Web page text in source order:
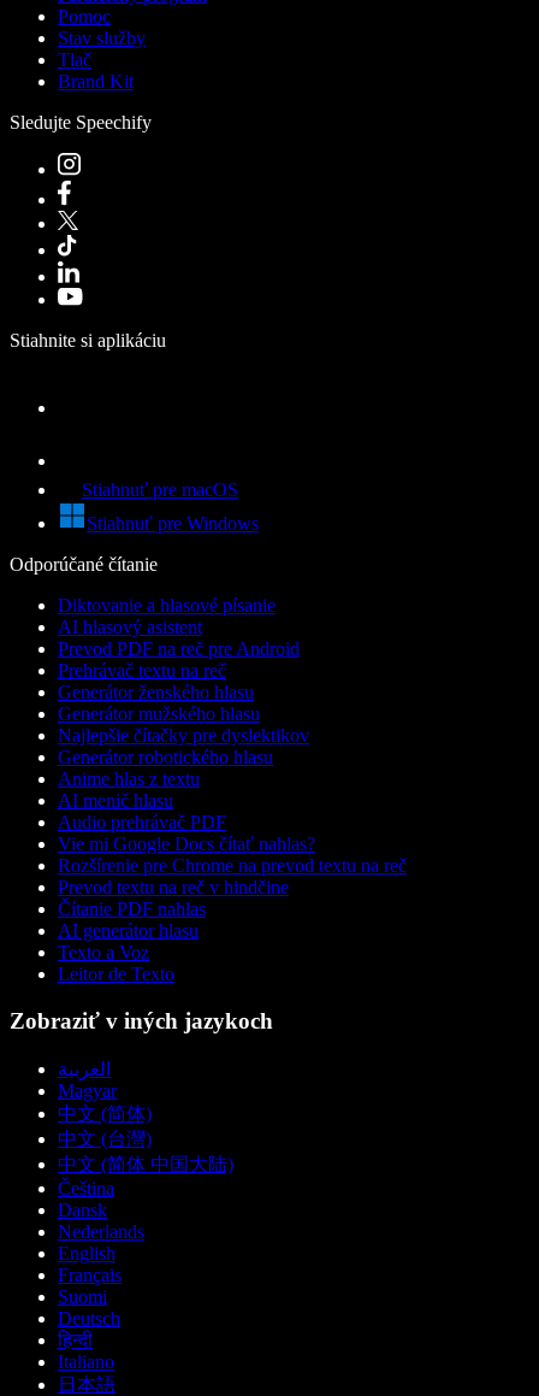
Pomoc
Stav služby
Tlač
Brand Kit
Sledujte Speechify
Stiahnite si aplikáciu
Stiahnuť pre macOS
Stiahnuť pre Windows
Odporúčané čítanie
Diktovanie a hlasové písanie
AI hlasový asistent
Prevod PDF na reč pre Android
Prehrávač textu na reč
Generátor ženského hlasu
Generátor mužského hlasu
Najlepšie čítačky pre dyslektikov
Generátor robotického hlasu
Anime hlas z textu
AI menič hlasu
Audio prehrávač PDF
Vie mi Google Docs čítať nahlas?
Rozšírenie pre Chrome na prevod textu na reč
Prevod textu na reč v hindčine
Čítanie PDF nahlas
AI generátor hlasu
Texto a Voz
Leitor de Texto
Zobraziť v iných jazykoch
العربية
Magyar
中文 (简体)
中文 (台灣)
中文 (简体 中国大陆)
Čeština
Dansk
Nederlands
English
Français
Suomi
Deutsch
हिन्दी
Italiano
日本語